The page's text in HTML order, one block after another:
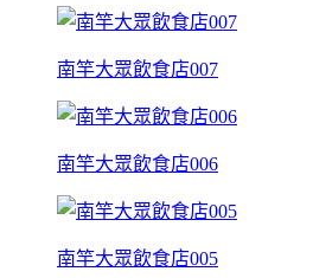
南竿大眾飲食店007
南竿大眾飲食店006
南竿大眾飲食店005